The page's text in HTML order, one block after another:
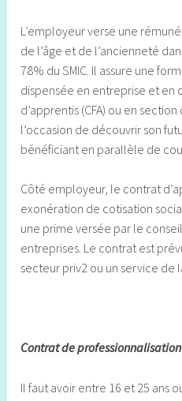
L’employeur verse une
de l’âge et de l’ancienneté
78% du SMIC. Il assure une
dispensée en entreprise et en
d’apprentis (CFA) ou en section
l’occasion de découvrir son
bénéficiant en parallèle de
Côté employeur, le contrat
exonération de cotisation
une prime versée par le
entreprises. Le contrat est
secteur priv2 ou un service de
Contrat de
Il faut avoir entre 16 et 25 ans